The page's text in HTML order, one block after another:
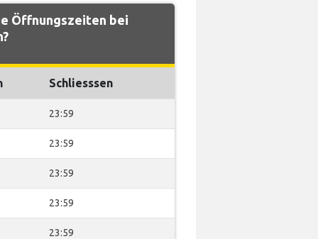
Öffnungszeiten bei
Schliesssen
23:59
23:59
23:59
23:59
23:59